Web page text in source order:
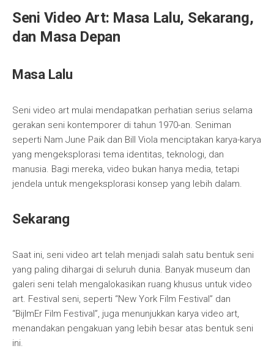
Seni Video Art: Masa Lalu, Sekarang,
dan Masa Depan
Masa Lalu
Seni video art mulai mendapatkan perhatian serius selama
gerakan seni kontemporer di tahun 1970-an. Seniman
seperti Nam June Paik dan Bill Viola menciptakan karya-karya
yang mengeksplorasi tema identitas, teknologi, dan
manusia. Bagi mereka, video bukan hanya media, tetapi
jendela untuk mengeksplorasi konsep yang lebih dalam.
Sekarang
Saat ini, seni video art telah menjadi salah satu bentuk seni
yang paling dihargai di seluruh dunia. Banyak museum dan
galeri seni telah mengalokasikan ruang khusus untuk video
art. Festival seni, seperti “New York Film Festival” dan
“BijlmEr Film Festival”, juga menunjukkan karya video art,
menandakan pengakuan yang lebih besar atas bentuk seni
ini.